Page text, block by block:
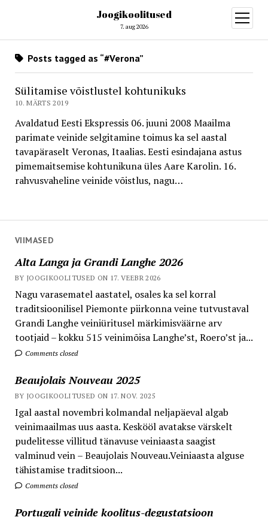
Joogikoolitused
7. aug 2026
open
menu
VIIMASED
Alta Langa ja Grandi Langhe 2026
BY JOOGIKOOLITUSED ON 17. VEEBR 2026
Nagu varasematel aastatel, osales ka sel korral
traditsioonilisel Piemonte piirkonna veine tutvustaval
Grandi Langhe veiniüritusel märkimisväärne arv
tootjaid – kokku 515 veinimõisa Langhe’st, Roero’st ja...
Comments closed
Beaujolais Nouveau 2025
BY JOOGIKOOLITUSED ON 17. NOV. 2025
Igal aastal novembri kolmandal neljapäeval algab
veinimaailmas uus aasta. Keskööl avatakse värskelt
pudelitesse villitud tänavuse veiniaasta saagist
valminud vein – Beaujolais Nouveau.Veiniaasta alguse
tähistamise traditsioon...
Comments closed
Portugali veinide koolitus-degustatsioon
Posts tagged as “#Verona”
Sülitamise võistlustel kohtunikuks
10. MÄRTS 2019
Avaldatud Eesti Ekspressis 06. juuni 2008 Maailma
parimate veinide selgitamine toimus ka sel aastal
tavapäraselt Veronas, Itaalias. Eesti esindajana astus
pimemaitsemise kohtunikuna üles Aare Karolin. 16.
rahvusvaheline veinide võistlus, nagu…